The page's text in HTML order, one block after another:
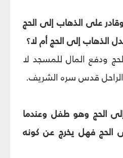
على الذهاب إلى الحج
الذهاب إلى الحج أم لا؟
ودفع المال للمسجد لا
الراحل قدس سره الشريف.
الحج وهو طفل وعندما
الحج فهل يخرج عن كونه